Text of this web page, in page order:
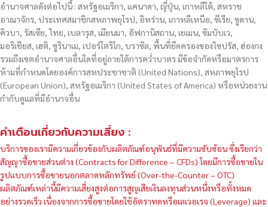
อำนาจศาลดังต่อไปนี้ : สหรัฐอเมริกา, แคนาดา, ญี่ปุ่น, เกาหลีใต้, สหราช
อาณาจักร, ประเทศสมาชิกสหภาพยุโรป, อิหร่าน, เกาหลีเหนือ, ซีเรีย, ซูดาน,
คิวบา, รัสเซีย, ไทย, เบลารุส, เมียนมา, อัฟกานิสถาน, เยเมน, ซิมบับเว,
มอริเชียส, เฮติ, ซูรินาเม, เปอร์โตริโก, บราซิล, พื้นที่ยึดครองของไซปรัส, ฮ่องกง
รวมถึงเขตอำนาจศาลอื่นใดที่อยู่ภายใต้การคว่ำบาตร มีข้อจำกัดหรือมาตรการ
ห้ามที่กำหนดโดยองค์การสหประชาชาติ (United Nations), สหภาพยุโรป
(European Union), สหรัฐอเมริกา (United States of America) หรือหน่วยงาน
กำกับดูแลที่มีอำนาจอื่น
คำเตือนเกี่ยวกับความเสี่ยง :
บริการของเรามีความเกี่ยวข้องกับผลิตภัณฑ์อนุพันธ์ที่มีความซับซ้อน ซึ่งเรียกว่า
สัญญาซื้อขายส่วนต่าง (Contracts for Difference – CFDs) โดยมีการซื้อขายใน
รูปแบบการซื้อขายนอกตลาดหลักทรัพย์ (Over-the-Counter – OTC)
ผลิตภัณฑ์เหล่านี้มีความเสี่ยงสูงต่อการสูญเสียเงินลงทุนส่วนหนึ่งหรือทั้งหมด
อย่างรวดเร็ว เนื่องจากการซื้อขายโดยใช้อัตราทดหรือเลเวอเรจ (Leverage) และ